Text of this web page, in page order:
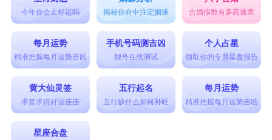
今年你会走好运吗 揭秘你命中注定姻缘 合婚指数有多高速查
每月运势
精准把握每月运势吉凶
手机号码测吉凶
靓号在线测试
个人占星
领取你的专属星盘报告
黄大仙灵签
求签求得好运连连
五行起名
五行缺什么如何补旺
每月运势
精准把握每月运势吉凶
星座合盘